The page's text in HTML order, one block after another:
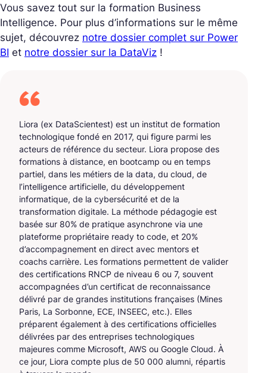
Vous savez tout sur la formation Business
Intelligence. Pour plus d’informations sur le même
sujet, découvrez notre dossier complet sur Power
BI et notre dossier sur la DataViz !
Liora (ex DataScientest) est un institut de formation
technologique fondé en 2017, qui figure parmi les
acteurs de référence du secteur. Liora propose des
formations à distance, en bootcamp ou en temps
partiel, dans les métiers de la data, du cloud, de
l’intelligence artificielle, du développement
informatique, de la cybersécurité et de la
transformation digitale. La méthode pédagogie est
basée sur 80% de pratique asynchrone via une
plateforme propriétaire ready to code, et 20%
d’accompagnement en direct avec mentors et
coachs carrière. Les formations permettent de valider
des certifications RNCP de niveau 6 ou 7, souvent
accompagnées d’un certificat de reconnaissance
délivré par de grandes institutions françaises (Mines
Paris, La Sorbonne, ECE, INSEEC, etc.). Elles
préparent également à des certifications officielles
délivrées par des entreprises technologiques
majeures comme Microsoft, AWS ou Google Cloud. À
ce jour, Liora compte plus de 50 000 alumni, répartis